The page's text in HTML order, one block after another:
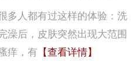
多人都有过这样的体验：洗
澡后，皮肤突然出现大范围
痒，有 【查看详情】